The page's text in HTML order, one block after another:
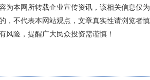
为本网所转载企业宣传资讯，该相关信息仅为
，不代表本网站观点，文章真实性请浏览者慎
风险，提醒广大民众投资需谨慎！